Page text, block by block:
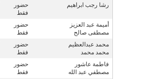
رشا رجب ابراهيم
حضور
فقط
أميمة عبد العزيز
مصطفى صالح
حضور
فقط
محمد عبدالعظيم
محمد محمد
حضور
فقط
فاطمة عاشور
مصطفي عبد الله
حضور
فقط